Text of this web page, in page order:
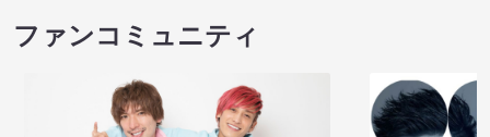
ファンコミュニティ